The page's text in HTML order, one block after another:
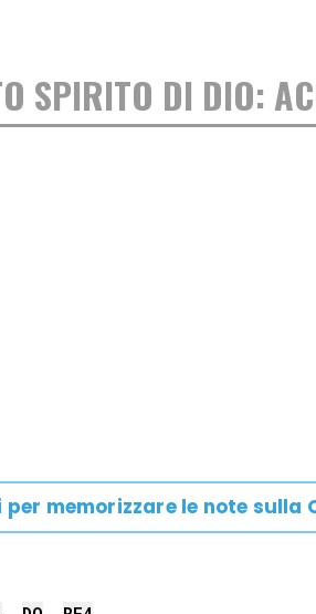
SPIRITO DI DIO:
per memorizzare le note sulla